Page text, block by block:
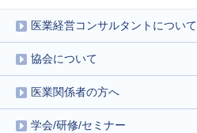
医業経営コンサルタントについて
協会について
医業関係者の方へ
学会/研修/セミナー